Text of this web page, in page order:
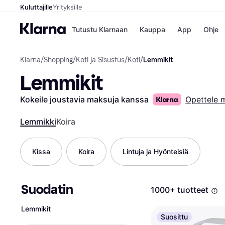
KuluttajilleYrityksille
Tutustu Klarnaan Kauppa
H&M
Peten
App Ohje
Klarna/Shopping/Koti ja Sisustus/Koti/Lemmikit
Lemmikit
Kokeile joustavia maksuja kanssa Opettele
LemmikkiKoira
Kissa Koira Lintuja ja Hyönteisiä
Suodatin
Lemmikit
1000+ tuotteet
Suosittu